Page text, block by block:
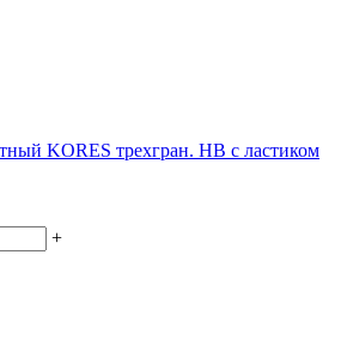
KORES трехгран. HB с ластиком
+